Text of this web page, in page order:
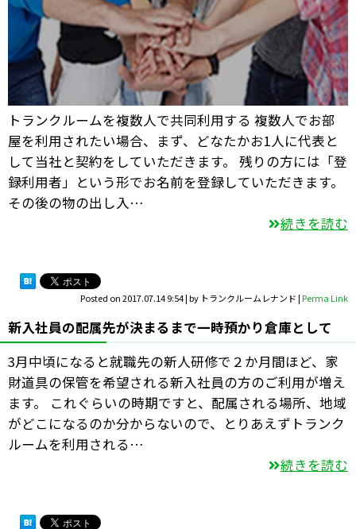
トランクルームを複数人で共同利用する 複数人でお部
屋を利用されたい場合、まず、どなたかお1人に代表と
して当社と契約をしていただきます。 残りの方には「登
録利用者」という形でお名前を登録していただきます。
その後の物の出し入…
続きを読む
Posted on2017.07.14 9:54|by トランクルームレナンド|Perma Link
新入社員の配属先が決まるまで一時預かり倉庫として
3月中頃になると就職先の新人研修で２か月間ほど、家
財道具の保管を希望される新入社員の方のご利用が増え
ます。 これぐらいの時期ですと、配属される場所、地域
がどこになるのか分からないので、とりあえずトランク
ルームを利用される…
続きを読む